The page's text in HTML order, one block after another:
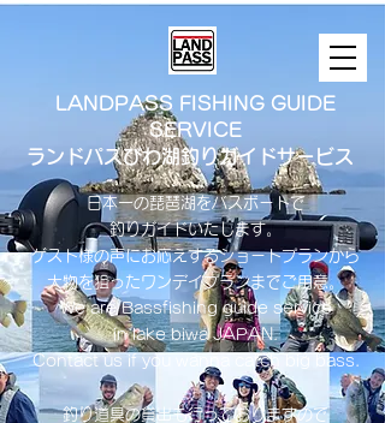
LANDPASS FISHING GUIDE
SERVICE
ランドパスびわ湖釣りガイドサービス
日本一の琵琶湖をバスボートで
釣りガイドいたします。
​ゲスト様の声にお応えするショートプランから
大物を狙ったワンデイプランまでご用意。
​We are Bassfishing guide service
in lake biwa ​JAPAN.
Contact us if you wanna catch big bass.
釣り道具の貸出も行っておりますので